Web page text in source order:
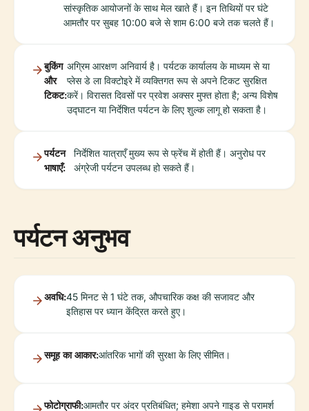
सांस्कृतिक आयोजनों के साथ मेल खाते हैं। इन तिथियों पर घंटे
आमतौर पर सुबह 10:00 बजे से शाम 6:00 बजे तक चलते हैं।
बुकिंग
और
टिकट:
अग्रिम आरक्षण अनिवार्य है। पर्यटक कार्यालय के माध्यम से या
प्लेस डे ला विक्टोइरे में व्यक्तिगत रूप से अपने टिकट सुरक्षित
करें। विरासत दिवसों पर प्रवेश अक्सर मुफ्त होता है; अन्य विशेष
उद्घाटन या निर्देशित पर्यटन के लिए शुल्क लागू हो सकता है।
पर्यटन
भाषाएँ:
निर्देशित यात्राएँ मुख्य रूप से फ्रेंच में होती हैं। अनुरोध पर
अंग्रेजी पर्यटन उपलब्ध हो सकते हैं।
पर्यटन अनुभव
अवधि:45 मिनट से 1 घंटे तक, औपचारिक कक्ष की सजावट और
इतिहास पर ध्यान केंद्रित करते हुए।
समूह का आकार:आंतरिक भागों की सुरक्षा के लिए सीमित।
फोटोग्राफी:आमतौर पर अंदर प्रतिबंधित; हमेशा अपने गाइड से परामर्श